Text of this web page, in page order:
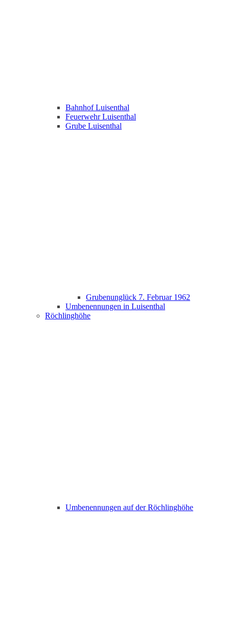
Bahnhof Luisenthal
Feuerwehr Luisenthal
Grube Luisenthal
Grubenunglück 7. Februar 1962
Umbenennungen in Luisenthal
Röchlinghöhe
Umbenennungen auf der Röchlinghöhe